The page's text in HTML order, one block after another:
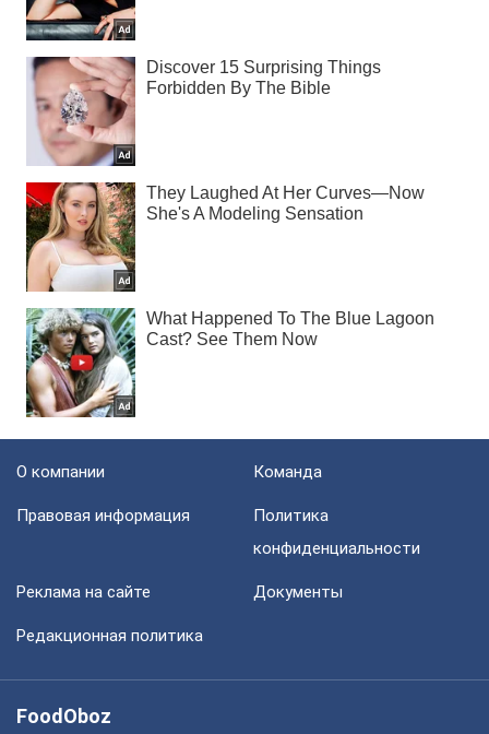
О компании Команда
Правовая информация
Политика
конфиденциальности
Реклама на сайте Документы
Редакционная политика
FoodOboz